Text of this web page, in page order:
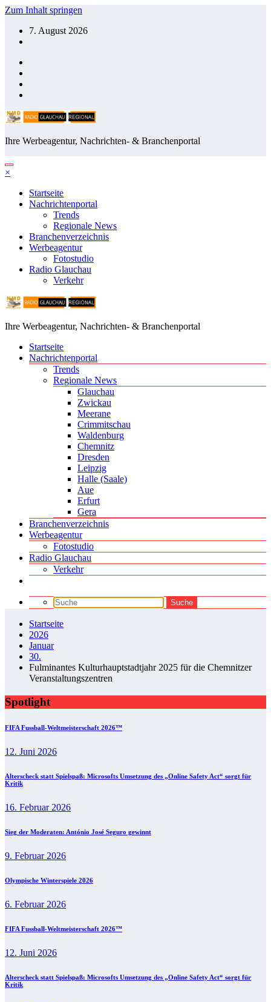
Zum Inhalt springen
7. August 2026
Ihre Werbeagentur, Nachrichten- & Branchenportal
×
Startseite
Nachrichtenportal
Trends
Regionale News
Branchenverzeichnis
Werbeagentur
Fotostudio
Radio Glauchau
Verkehr
Ihre Werbeagentur, Nachrichten- & Branchenportal
Startseite
Nachrichtenportal
Trends
Regionale News
Glauchau
Zwickau
Meerane
Crimmitschau
Waldenburg
Chemnitz
Dresden
Leipzig
Halle (Saale)
Aue
Erfurt
Gera
Branchenverzeichnis
Werbeagentur
Fotostudio
Radio Glauchau
Verkehr
Startseite
2026
Januar
30.
Fulminantes Kulturhauptstadtjahr 2025 für die Chemnitzer
Veranstaltungszentren
Spotlight
FIFA Fussball-Weltmeisterschaft 2026™
12. Juni 2026
Alterscheck statt Spielspaß: Microsofts Umsetzung des „Online Safety Act“ sorgt für
Kritik
16. Februar 2026
Sieg der Moderaten: António José Seguro gewinnt
9. Februar 2026
Olympische Winterspiele 2026
6. Februar 2026
FIFA Fussball-Weltmeisterschaft 2026™
12. Juni 2026
Alterscheck statt Spielspaß: Microsofts Umsetzung des „Online Safety Act“ sorgt für
Kritik